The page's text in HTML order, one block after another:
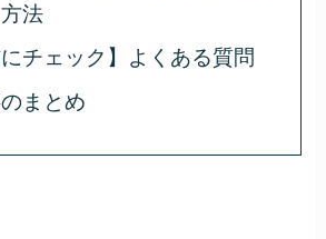
法
にチェック】よくある質問
まとめ